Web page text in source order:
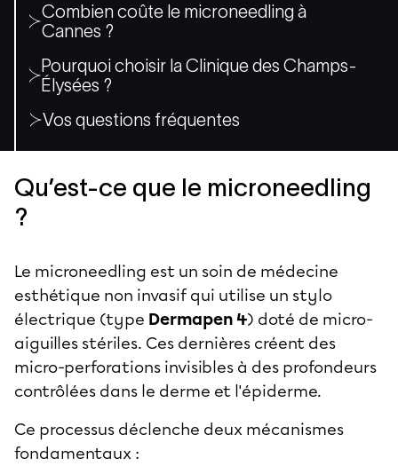
Combien coûte le microneedling à
Cannes ?
Pourquoi choisir la Clinique des Champs-
Élysées ?
Vos questions fréquentes
Qu’est-ce que le microneedling
?
Le microneedling est un soin de médecine
esthétique non invasif qui utilise un stylo
électrique (type Dermapen 4) doté de micro-
aiguilles stériles. Ces dernières créent des
micro-perforations invisibles à des profondeurs
contrôlées dans le derme et l'épiderme.
Ce processus déclenche deux mécanismes
fondamentaux :